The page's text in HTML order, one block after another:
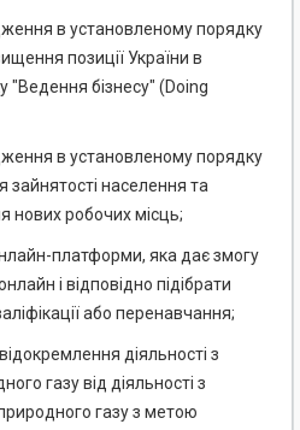
в установленому порядку
позиції України в
"Ведення бізнесу" (Doing
в установленому порядку
зайнятості населення та
нових робочих місць;
платформи, яка дає змогу
і відповідно підібрати
або перенавчання;
діяльності з
газу від діяльності з
газу з метою